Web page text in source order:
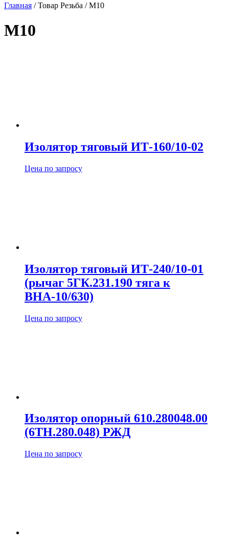
Главная / Товар Резьба / М10
М10
Изолятор тяговый ИТ-160/10-02
Цена по запросу
Изолятор тяговый ИТ-240/10-01
(рычаг 5ГК.231.190 тяга к
ВНА-10/630)
Цена по запросу
Изолятор опорный 610.280048.00
(6ТН.280.048) РЖД
Цена по запросу